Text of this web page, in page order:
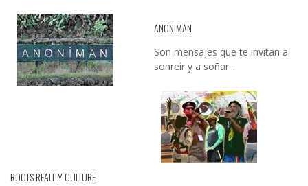
ANONIMAN
Son mensajes que te invitan a
sonreír y a soñar...
ROOTS REALITY CULTURE